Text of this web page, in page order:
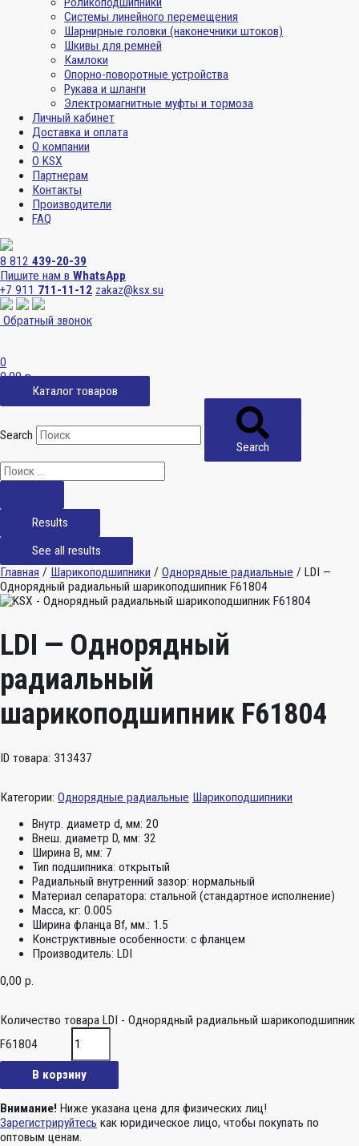
Системы линейного перемещения
Шарнирные головки (наконечники штоков)
Шкивы для ремней
Камлоки
Опорно-поворотные устройства
Рукава и шланги
Электромагнитные муфты и тормоза
Личный кабинет
Доставка и оплата
О компании
О KSX
Партнерам
Контакты
Производители
FAQ
8 812 439-20-39
Пишите нам в WhatsApp
+7 911 711-11-12 zakaz@ksx.su
Обратный звонок
0
0,00р.
Каталог товаров
Search
Search
Results
See all results
Главная / Шарикоподшипники / Однорядные радиальные / LDI —
Однорядный радиальный шарикоподшипник F61804
LDI — Однорядный
радиальный
шарикоподшипник F61804
ID товара: 313437
Категории: Однорядные радиальные Шарикоподшипники
Внутр. диаметр d, мм: 20
Внеш. диаметр D, мм: 32
Ширина B, мм: 7
Тип подшипника: открытый
Радиальный внутренний зазор: нормальный
Материал сепаратора: стальной (стандартное исполнение)
Масса, кг: 0.005
Ширина фланца Bf, мм.: 1.5
Конструктивные особенности: с фланцем
Производитель: LDI
0,00 р.
Количество товара LDI - Однорядный радиальный шарикоподшипник
F61804
В корзину
Внимание! Ниже указана цена для физических лиц!
Зарегистрируйтесь как юридическое лицо, чтобы покупать по
оптовым ценам.